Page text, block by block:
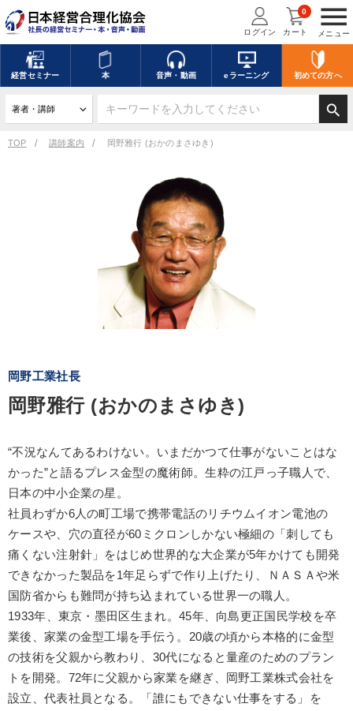
menu
メニュー
ログイン カート
0
経営セミナー 本 音声・動画 eラーニング 初めての方へ
search
TOP 講師案内 岡野雅行 (おかのまさゆき)
岡野工業社長
岡野雅行 (おかのまさゆき)
“不況なんてあるわけない。いまだかつて仕事がないことはな
かった”と語るプレス金型の魔術師。生粋の江戸っ子職人で、
日本の中小企業の星。
社員わずか6人の町工場で携帯電話のリチウムイオン電池の
ケースや、穴の直径が60ミクロンしかない極細の「刺しても
痛くない注射針」をはじめ世界的な大企業が5年かけても開発
できなかった製品を1年足らずで作り上げたり、ＮＡＳＡや米
国防省からも難問が持ち込まれている世界一の職人。
1933年、東京・墨田区生まれ。45年、向島更正国民学校を卒
業後、家業の金型工場を手伝う。20歳の頃から本格的に金型
の技術を父親から教わり、30代になると量産のためのプラン
トを開発。72年に父親から家業を継ぎ、岡野工業株式会社を
設立、代表社員となる。「誰にもできない仕事をする」を